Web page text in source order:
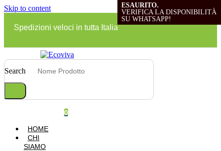
Skip to content
Spedizioni veloci in tutta Italia
Search
0
HOME
CHI
SIAMO
ESAURITO.
VERIFICA LA DISPONIBILITÀ
SU WHATSAPP!
ESAURITO.
VERIFICA LA DISPONIBILITÀ
SU WHATSAPP!
ESAURITO.
VERIFICA LA DISPONIBILITÀ
SU WHATSAPP!
ESAURITO.
VERIFICA LA DISPONIBILITÀ
SU WHATSAPP!